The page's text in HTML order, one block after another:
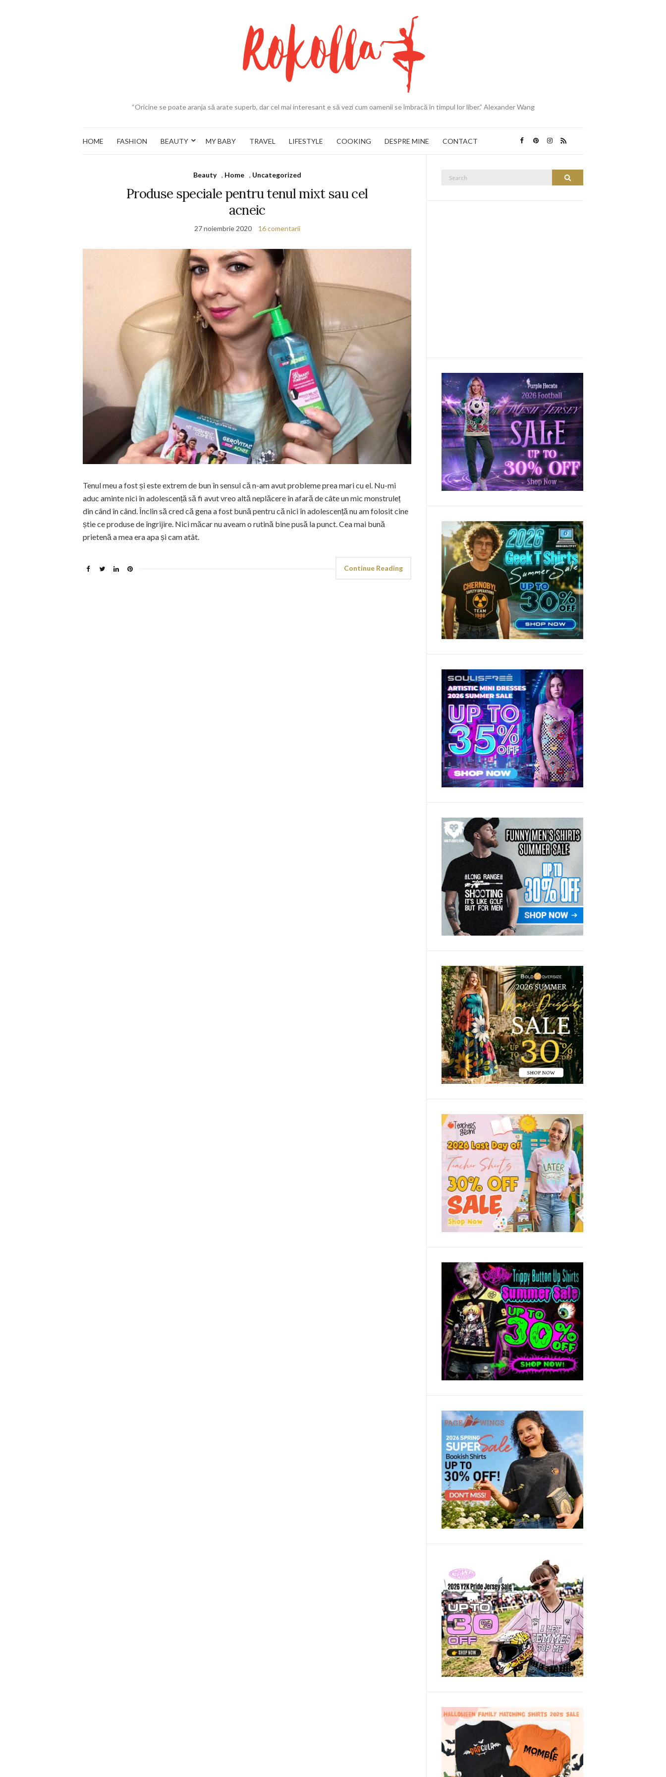
“Oricine se poate aranja să arate superb, dar cel mai interesant e să vezi cum oamenii se îmbracă în timpul lor liber.” Alexander Wang
HOME FASHION BEAUTY MY BABY TRAVEL LIFESTYLE COOKING DESPRE MINE CONTACT
Beauty , Home , Uncategorized
Produse speciale pentru tenul mixt sau cel
acneic
27 noiembrie 2020 16 comentarii
Tenul meu a fost și este extrem de bun în sensul că n-am avut probleme prea mari cu el. Nu-mi
aduc aminte nici în adolescență să fi avut vreo altă neplăcere în afară de câte un mic monstruleț
din când în când. Înclin să cred că gena a fost bună pentru că nici în adolescență nu am folosit cine
știe ce produse de îngrijire. Nici măcar nu aveam o rutină bine pusă la punct. Cea mai bună
prietenă a mea era apa și cam atât.
Continue Reading
Search